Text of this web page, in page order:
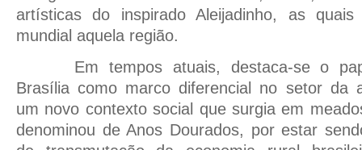
artísticas do inspirado Aleijadinho, as quais
mundial aquela região.
Em tempos atuais, destaca-se o
Brasília como marco diferencial no setor da
um novo contexto social que surgia em
denominou de Anos Dourados, por estar